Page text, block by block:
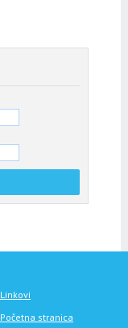
Linkovi
Početna stranica